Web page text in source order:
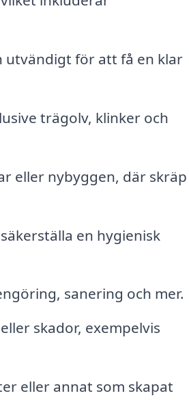
utvändigt för att få en klar
trägolv, klinker och
eller nybyggen, där skräp
en hygienisk
sanering och mer.
skador, exempelvis
eller annat som skapat